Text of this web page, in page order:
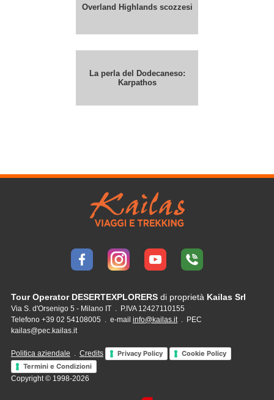
Overland Highlands scozzesi
La perla del Dodecaneso:
Karpathos
Tour Operator DESERTEXPLORERSdi proprietà Kailas Srl
Via S. d'Orsenigo 5 - Milano IT . P.IVA 12427110155
Telefono +39 02 54108005 . e-mail info@kailas.it. PEC
kailas@pec.kailas.it
Politica aziendale Credits Privacy Policy
Cookie Policy
Termini e Condizioni
Copyright © 1998-2026